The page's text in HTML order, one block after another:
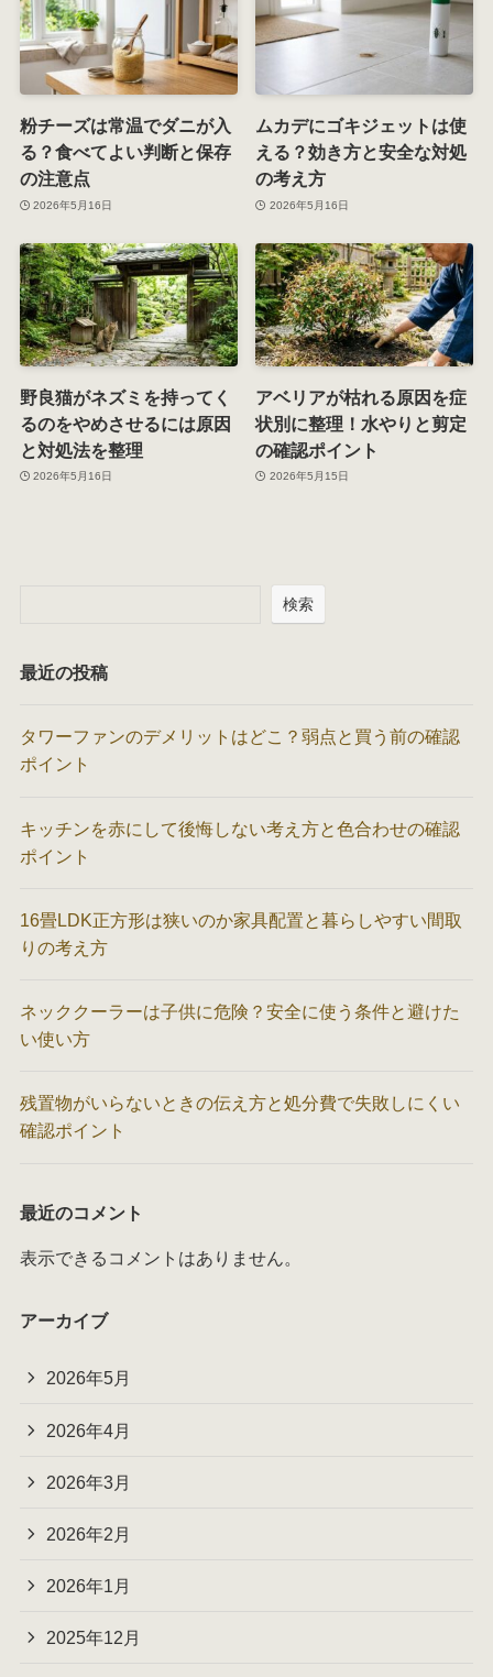
粉チーズは常温でダニが入
る？食べてよい判断と保存
の注意点
2026年5月16日
ムカデにゴキジェットは使
える？効き方と安全な対処
の考え方
2026年5月16日
野良猫がネズミを持ってく
るのをやめさせるには原因
と対処法を整理
2026年5月16日
アベリアが枯れる原因を症
状別に整理！水やりと剪定
の確認ポイント
2026年5月15日
検索
最近の投稿
タワーファンのデメリットはどこ？弱点と買う前の確認
ポイント
キッチンを赤にして後悔しない考え方と色合わせの確認
ポイント
16畳LDK正方形は狭いのか家具配置と暮らしやすい間取
りの考え方
ネッククーラーは子供に危険？安全に使う条件と避けた
い使い方
残置物がいらないときの伝え方と処分費で失敗しにくい
確認ポイント
最近のコメント
表示できるコメントはありません。
アーカイブ
2026年5月
2026年4月
2026年3月
2026年2月
2026年1月
2025年12月